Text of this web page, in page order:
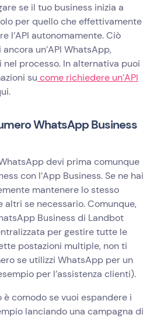
se il tuo business inizia a
per quello che effettivamente
l’API autonomamente. Ciò
un’API WhatsApp,
processo. In alternativa puoi
su come richiedere un’API
WhatsApp Business
devi prima comunque
con l’App Business. Se ne hai
mantenere lo stesso
altri se necessario. Comunque,
Business di Landbot
per gestire tutte le
postazioni multiple, non ti
se utilizzi WhatsApp per un
per l’assistenza clienti).
comodo se vuoi espandere i
lanciando una campagna di